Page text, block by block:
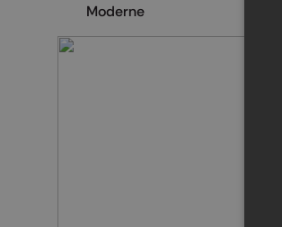
Moderne